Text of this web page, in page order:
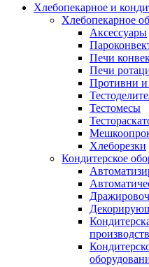
Хлебопекарное и
Хлебопекарное
Аксессуары
Печи
Печи
Противни
Тестомесы
Хлеборезки
Кондитерское